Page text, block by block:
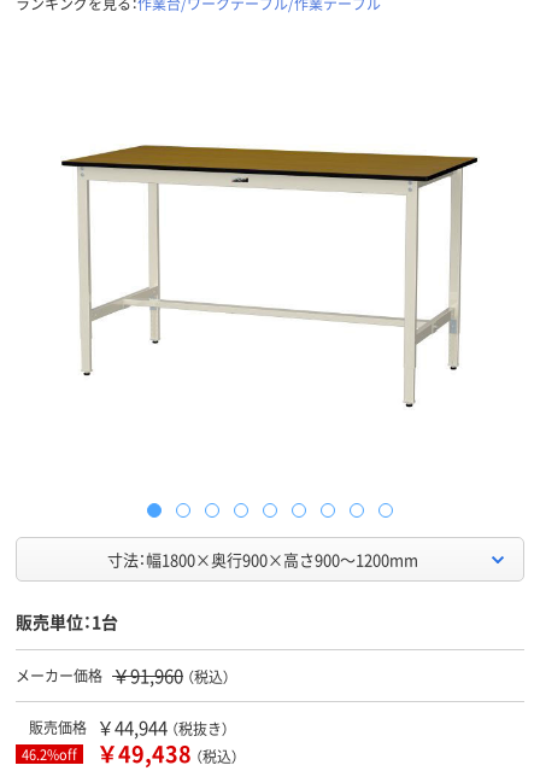
寸法：幅1800×奥行900×高さ900～1200mm
販売単位：1台
メーカー価格 ￥91,960 （税込）
販売価格 ￥44,944 （税抜き）
46.2%off ￥49,438 （税込）